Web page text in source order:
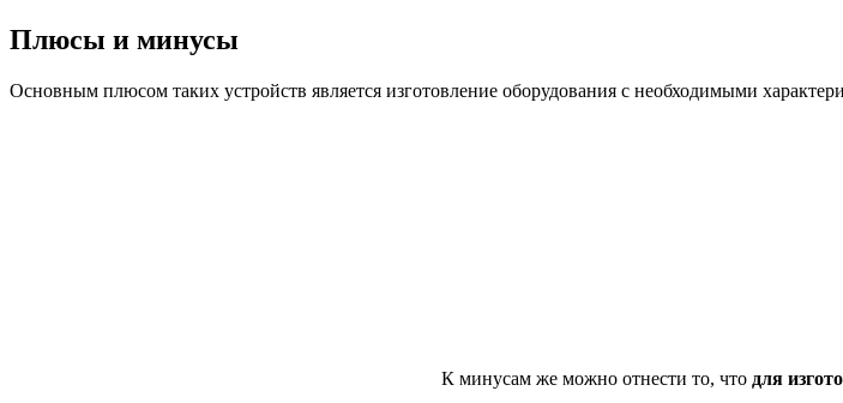
Плюсы и минусы
Основным плюсом таких устройств является изготовление оборудования с необходимыми
К минусам же можно отнести то, что для